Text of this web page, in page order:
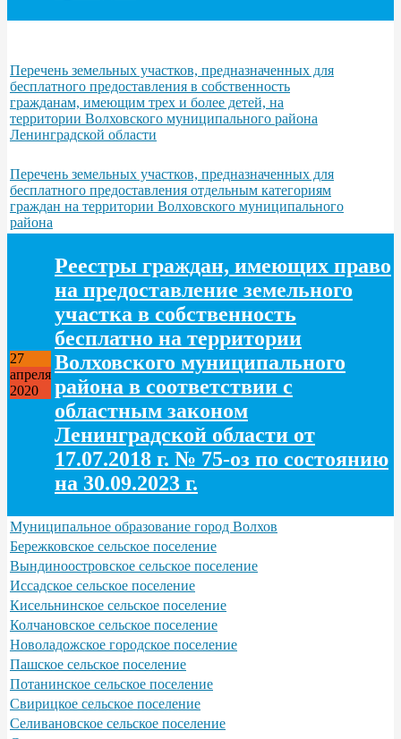
Перечень земельных участков, предназначенных для
бесплатного предоставления в собственность
гражданам, имеющим трех и более детей, на
территории Волховского муниципального района
Ленинградской области
Перечень земельных участков, предназначенных для
бесплатного предоставления отдельным категориям
граждан на территории Волховского муниципального
района
27
апреля
2020
Реестры граждан, имеющих право
на предоставление земельного
участка в собственность
бесплатно на территории
Волховского муниципального
района в соответствии с
областным законом
Ленинградской области от
17.07.2018 г. № 75-оз по состоянию
на 30.09.2023 г.
Муниципальное образование город Волхов
Бережковское сельское поселение
Вындиноостровское сельское поселение
Иссадское сельское поселение
Кисельнинское сельское поселение
Колчановское сельское поселение
Новоладожское городское поселение
Пашское сельское поселение
Потанинское сельское поселение
Свирицкое сельское поселение
Селивановское сельское поселение